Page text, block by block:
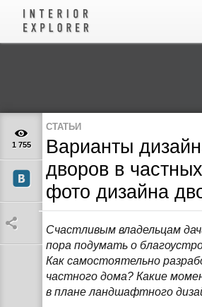
1 755
СТАТЬИ
Варианты
дворов в
фото дизайна
Счастливым владельцам
пора подумать о
Как самостоятельно
частного дома? Какие
в плане ландшафтного